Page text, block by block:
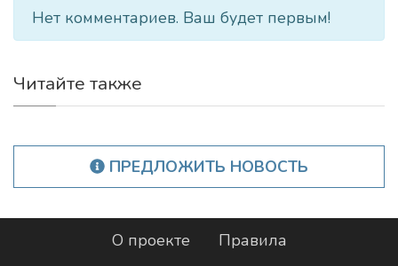
Нет комментариев. Ваш будет первым!
Читайте также
ПРЕДЛОЖИТЬ НОВОСТЬ
О проекте
Правила